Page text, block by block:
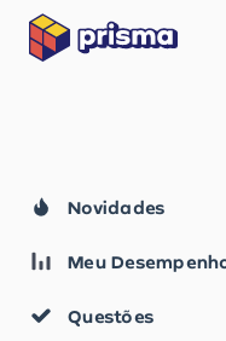
Novidades
Meu
Questões